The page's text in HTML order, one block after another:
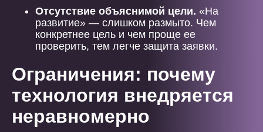
Отсутствие объяснимой цели. «На
развитие» — слишком размыто. Чем
конкретнее цель и чем проще ее
проверить, тем легче защита заявки.
Ограничения: почему
технология внедряется
неравномерно